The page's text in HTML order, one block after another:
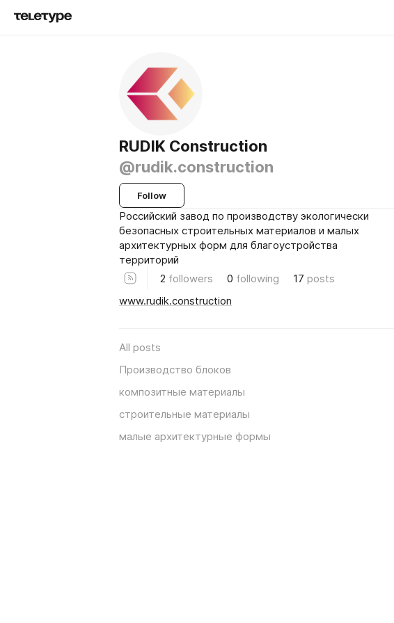
RUDIK Construction
@rudik.construction
Follow
Российский завод по производству экологически
безопасных строительных материалов и малых
архитектурных форм для благоустройства
территорий
2 followers 0 following 17 posts
www.rudik.construction
All posts
Производство блоков
композитные материалы
строительные материалы
малые архитектурные формы